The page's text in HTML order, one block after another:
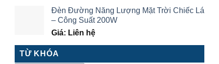
Đèn Đường Năng Lượng Mặt Trời Chiếc Lá
– Công Suất 200W
Giá: Liên hệ
TỪ KHÓA